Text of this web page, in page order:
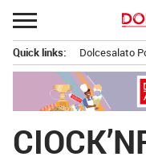
Passa
al
contenuto
principale
Quick links: Dolcesalato